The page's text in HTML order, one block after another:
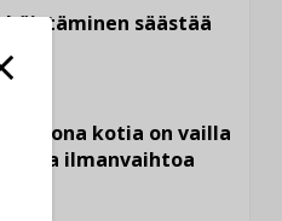
säästää
miljoona kotia on vailla
ilmanvaihtoa